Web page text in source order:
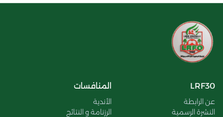
LRF30
عن الرابطة
النشرة الرسمية
المنافسات
الأندية
الرزنامة و النتائج